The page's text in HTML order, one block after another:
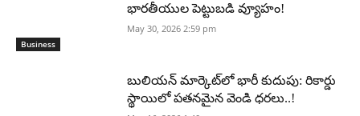
Business
భారతీయుల పెట్టుబడి వ్యూహం!
May 30, 2026 2:59 pm
బులియన్ మార్కెట్‌లో భారీ కుదుపు: రికార్డు
స్థాయిలో పతనమైన వెండి ధరలు..!